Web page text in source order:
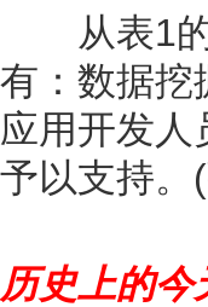
从表1的
有：数据挖
应用开发人
予以支持。
历史上的今